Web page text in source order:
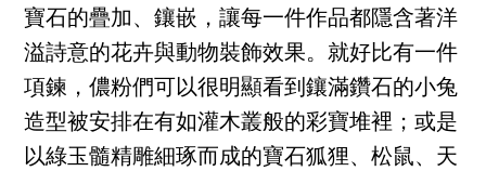
寶石的疊加、鑲嵌，讓每一件作品都隱含著洋
溢詩意的花卉與動物裝飾效果。就好比有一件
項鍊，儂粉們可以很明顯看到鑲滿鑽石的小兔
造型被安排在有如灌木叢般的彩寶堆裡；或是
以綠玉髓精雕細琢而成的寶石狐狸、松鼠、天